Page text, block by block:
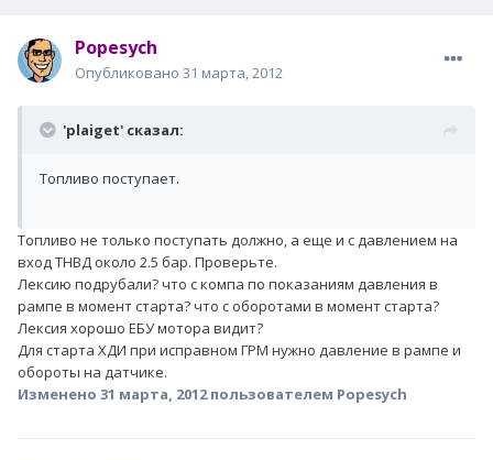
Popesych
Опубликовано 31 марта, 2012
'plaiget' сказал:
Топливо поступает.
Топливо не только поступать должно, а еще и с давлением на
вход ТНВД около 2.5 бар. Проверьте.
Лексию подрубали? что с компа по показаниям давления в
рампе в момент старта? что с оборотами в момент старта?
Лексия хорошо ЕБУ мотора видит?
Для старта ХДИ при исправном ГРМ нужно давление в рампе и
обороты на датчике.
Изменено 31 марта, 2012пользователем Popesych